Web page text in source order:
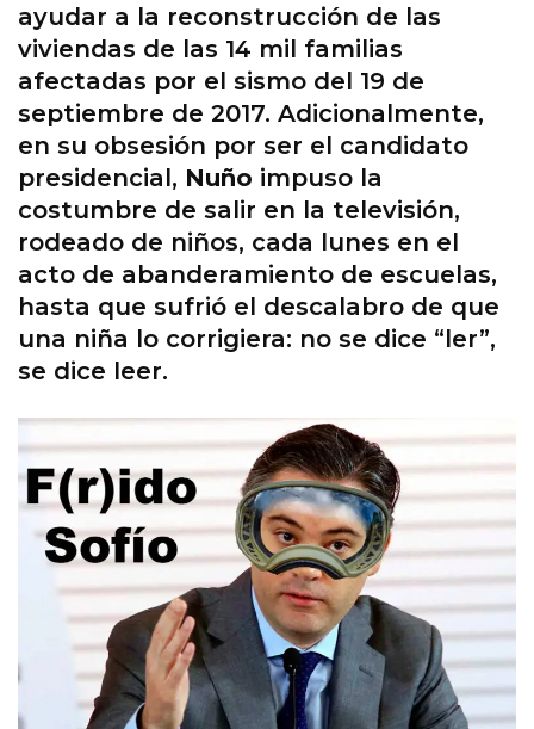
ayudar a la reconstrucción de las
viviendas de las 14 mil familias
afectadas por el sismo del 19 de
septiembre de 2017. Adicionalmente,
en su obsesión por ser el candidato
presidencial, Nuño impuso la
costumbre de salir en la televisión,
rodeado de niños, cada lunes en el
acto de abanderamiento de escuelas,
hasta que sufrió el descalabro de que
una niña lo corrigiera: no se dice “ler”,
se dice leer.